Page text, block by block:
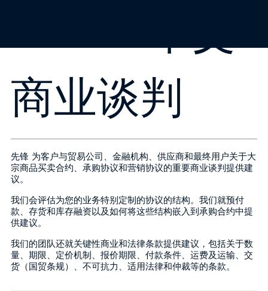
中文
商业谈判
先锋 为客户与贸易公司、金融机构、供应商和最终用户关于大
宗商品买卖合约、承购协议和营销协议的重要商业谈判提供建
议。
我们会评估为您的业务特别定制的协议的结构。我们就预付
款、存货和库存融资以及如何将这些结构嵌入到承购合约中提
供建议。
我们的团队还就关键性商业和法律条款提供建议，包括关于数
量、期限、定价机制、报价期限、付款条件、运费及运输、交
货（国贸条规）、不可抗力、适用法律和仲裁等的条款。